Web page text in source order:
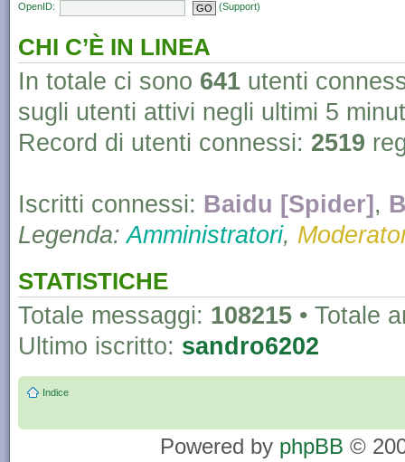
OpenID:
(Support)
CHI C’È IN LINEA
In totale ci sono 641 utenti
sugli utenti attivi negli ultimi 5
Record di utenti connessi: 2519
Iscritti connessi: Baidu [Spider] ,
Legenda:Amministratori,
STATISTICHE
Totale messaggi: 108215 • Totale
Ultimo iscritto: sandro6202
Indice
Powered by phpBB ©